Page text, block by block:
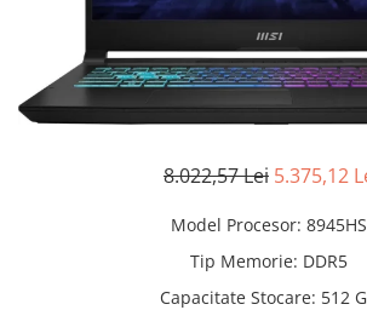
Perne Ortopedice
Paturi Medicale
Perne de Reabilitare
Imprimante
Mașini de găurit și înșurubat
Mixere, tocatoare & roboti de
8.022,57 Lei 5.375,12
Model Procesor: 8945HS
Tip Memorie: DDR5
Capacitate Stocare: 512